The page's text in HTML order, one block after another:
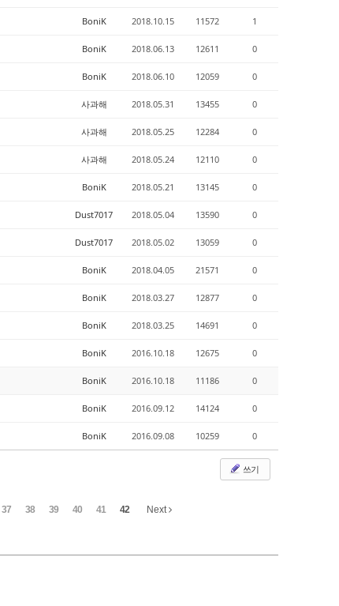
BoniK 2018.10.15 11572 1
BoniK 2018.06.13 12611 0
BoniK 2018.06.10 12059 0
사과해 2018.05.31 13455 0
사과해 2018.05.25 12284 0
사과해 2018.05.24 12110 0
BoniK 2018.05.21 13145 0
Dust7017 2018.05.04 13590 0
Dust7017 2018.05.02 13059 0
BoniK 2018.04.05 21571 0
BoniK 2018.03.27 12877 0
BoniK 2018.03.25 14691 0
BoniK 2016.10.18 12675 0
BoniK 2016.10.18 11186 0
BoniK 2016.09.12 14124 0
BoniK 2016.09.08 10259 0
쓰기
37 38 39 40 41 42 Next